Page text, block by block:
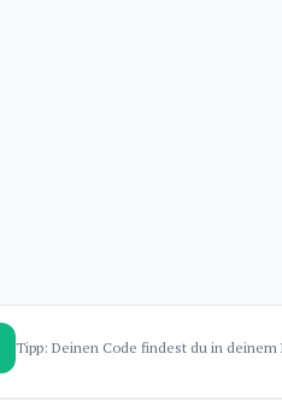
Tipp: Deinen Code findest du in deinem